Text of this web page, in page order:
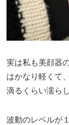
実は私も美顔器
はかなり軽くて
滴るくらい濡ら
波動のレベルが